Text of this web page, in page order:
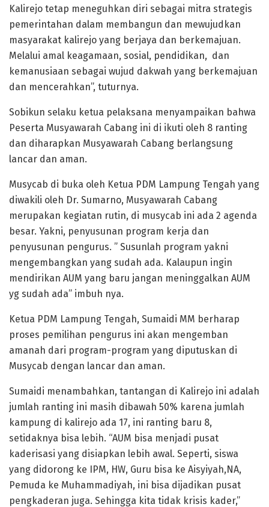
Kalirejo tetap meneguhkan diri sebagai mitra strategis
pemerintahan dalam membangun dan mewujudkan
masyarakat kalirejo yang berjaya dan berkemajuan.
Melalui amal keagamaan, sosial, pendidikan, dan
kemanusiaan sebagai wujud dakwah yang berkemajuan
dan mencerahkan”, tuturnya.
Sobikun selaku ketua pelaksana menyampaikan bahwa
Peserta Musyawarah Cabang ini di ikuti oleh 8 ranting
dan diharapkan Musyawarah Cabang berlangsung
lancar dan aman.
Musycab di buka oleh Ketua PDM Lampung Tengah yang
diwakili oleh Dr. Sumarno, Musyawarah Cabang
merupakan kegiatan rutin, di musycab ini ada 2 agenda
besar. Yakni, penyusunan program kerja dan
penyusunan pengurus. ” Susunlah program yakni
mengembangkan yang sudah ada. Kalaupun ingin
mendirikan AUM yang baru jangan meninggalkan AUM
yg sudah ada” imbuh nya.
Ketua PDM Lampung Tengah, Sumaidi MM berharap
proses pemilihan pengurus ini akan mengemban
amanah dari program-program yang diputuskan di
Musycab dengan lancar dan aman.
Sumaidi menambahkan, tantangan di Kalirejo ini adalah
jumlah ranting ini masih dibawah 50% karena jumlah
kampung di kalirejo ada 17, ini ranting baru 8,
setidaknya bisa lebih. “AUM bisa menjadi pusat
kaderisasi yang disiapkan lebih awal. Seperti, siswa
yang didorong ke IPM, HW, Guru bisa ke Aisyiyah,NA,
Pemuda ke Muhammadiyah, ini bisa dijadikan pusat
pengkaderan juga. Sehingga kita tidak krisis kader,”